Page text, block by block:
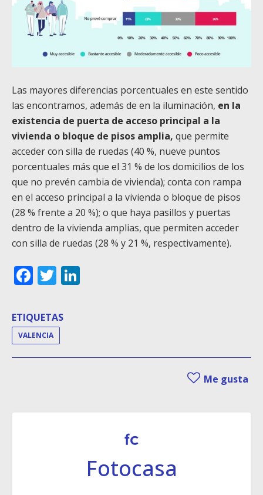
Las mayores diferencias porcentuales en este sentido
las encontramos, además de en la iluminación, en la
existencia de puerta de acceso principal a la
vivienda o bloque de pisos amplia, que permite
acceder con silla de ruedas (40 %, nueve puntos
porcentuales más que el 31 % de los domicilios de los
que no prevén cambia de vivienda); conta con rampa
en el acceso principal a la vivienda o bloque de pisos
(28 % frente a 20 %); o que haya pasillos y puertas
dentro de la vivienda amplias, que permiten acceder
con silla de ruedas (28 % y 21 %, respectivamente).
Facebook
Twitter
ETIQUETAS
VALENCIA
Me gusta
Fotocasa